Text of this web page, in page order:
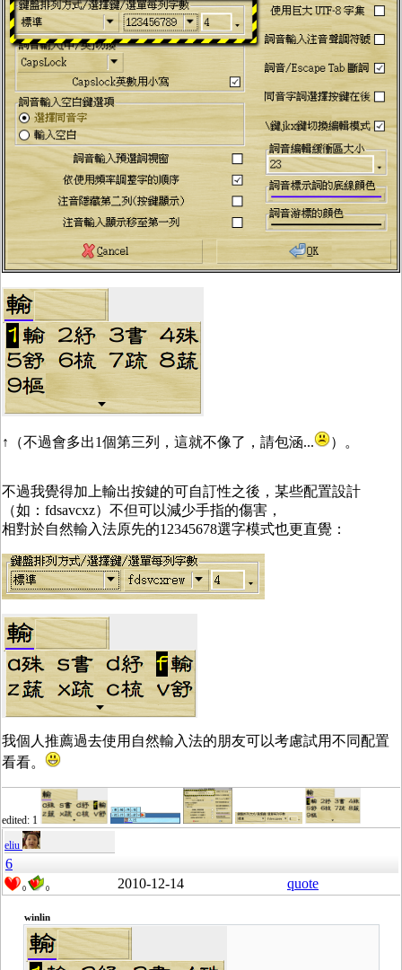
↑（不過會多出1個第三列，這就不像了，請包涵... ）。
不過我覺得加上輸出按鍵的可自訂性之後，某些配置設計
（如：fdsavcxz）不但可以減少手指的傷害，
相對於自然輸入法原先的12345678選字模式也更直覺：
我個人推薦過去使用自然輸入法的朋友可以考慮試用不同配置
看看。
edited: 1
eliu
6
0 0 2010-12-14 quote
winlin